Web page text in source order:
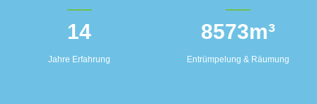
14
Jahre Erfahrung
8573m³
Entrümpelung & Räumung